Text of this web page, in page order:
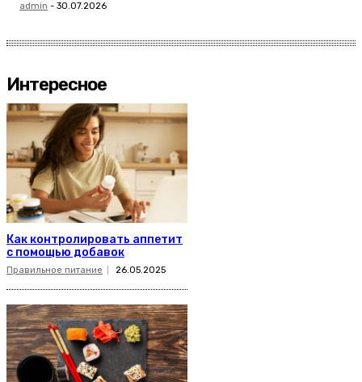
admin - 30.07.2026
Интересное
Как контролировать аппетит
с помощью добавок
Правильное питание 26.05.2025